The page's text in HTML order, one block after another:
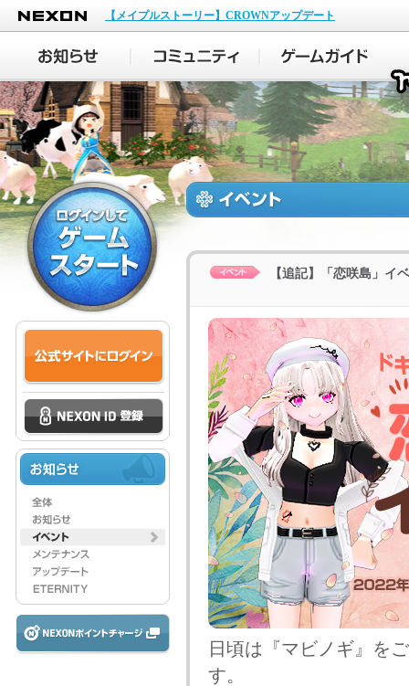
NEXON
【メイプルストーリー】CROWNアップデート
【追記】「恋咲島」イ
日頃は『マビノギ』を
す。